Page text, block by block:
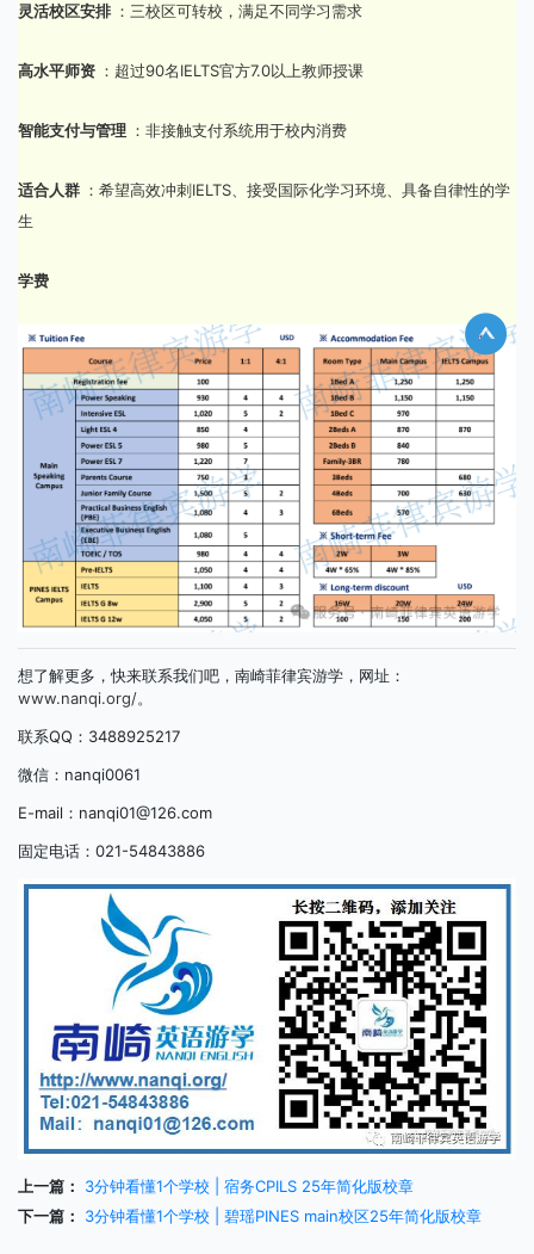
灵活校区安排 ：三校区可转校，满足不同学习需求
高水平师资 ：超过90名IELTS官方7.0以上教师授课
智能支付与管理 ：非接触支付系统用于校内消费
适合人群 ：希望高效冲刺IELTS、接受国际化学习环境、具备自律性的学
生
学费
想了解更多，快来联系我们吧，南崎菲律宾游学，网址：
www.nanqi.org/。
联系QQ：3488925217
微信：nanqi0061
E-mail：nanqi01@126.com
固定电话：021-54843886
上一篇：
3分钟看懂1个学校 | 宿务CPILS 25年简化版校章
下一篇：
3分钟看懂1个学校 | 碧瑶PINES main校区25年简化版校章